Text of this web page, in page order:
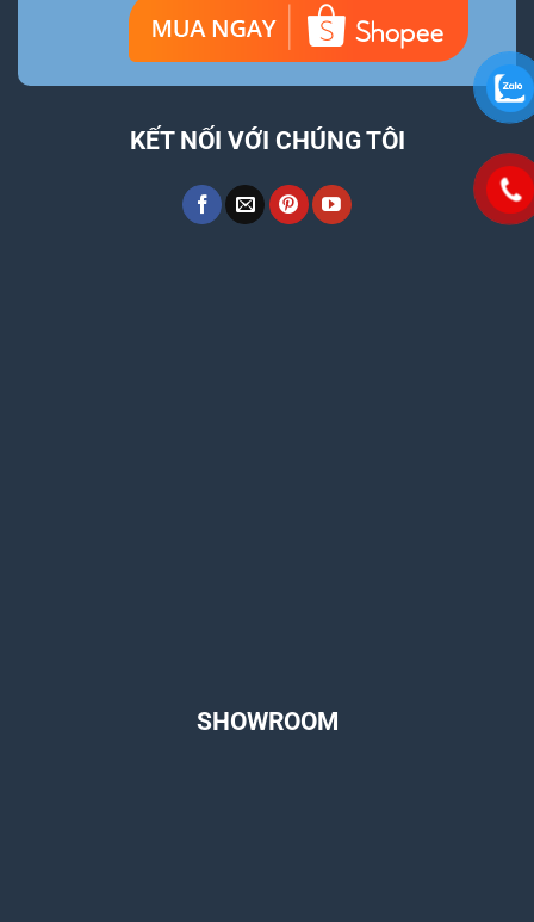
KẾT NỐI VỚI CHÚNG TÔI
SHOWROOM